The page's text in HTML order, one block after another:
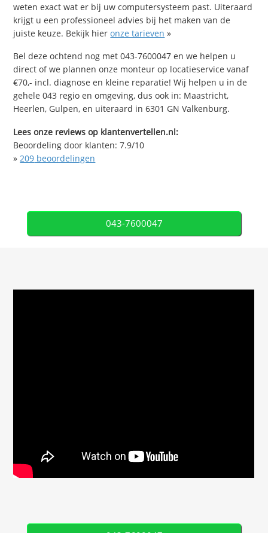
weten exact wat er bij uw computersysteem past. Uiteraard
krijgt u een professioneel advies bij het maken van de
juiste keuze. Bekijk hieronze tarieven »
Bel deze ochtend nog met 043-7600047 en we helpen u
direct of we plannen onze monteur op locatieservice vanaf
€70,- incl. diagnose en kleine reparatie! Wij helpen u in de
gehele 043 regio en omgeving, dus ook in: Maastricht,
Heerlen, Gulpen, en uiteraard in 6301 GN Valkenburg.
Lees onze reviews op klantenvertellen.nl:
Beoordeling door klanten:7.9/10
»209 beoordelingen
043-7600047